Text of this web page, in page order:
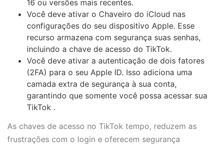
16 ou versões mais recentes.
Você deve ativar o Chaveiro do iCloud nas
configurações do seu dispositivo Apple. Esse
recurso armazena com segurança suas senhas,
incluindo a chave de acesso do TikTok.
Você deve ativar a autenticação de dois fatores
(2FA) para o seu Apple ID. Isso adiciona uma
camada extra de segurança à sua conta,
garantindo que somente você possa acessar sua
TikTok .
As chaves de acesso no TikTok tempo, reduzem as
frustrações com o login e oferecem segurança